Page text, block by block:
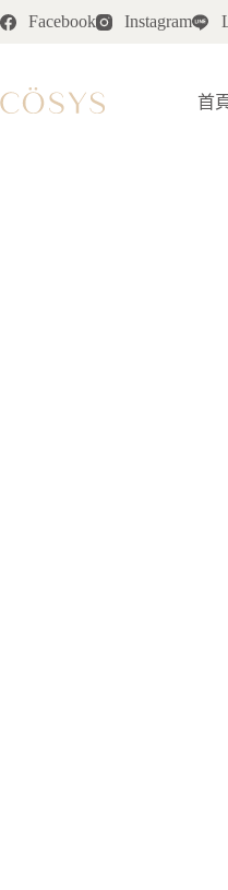
跳
要
內
Facebook Instagram
首